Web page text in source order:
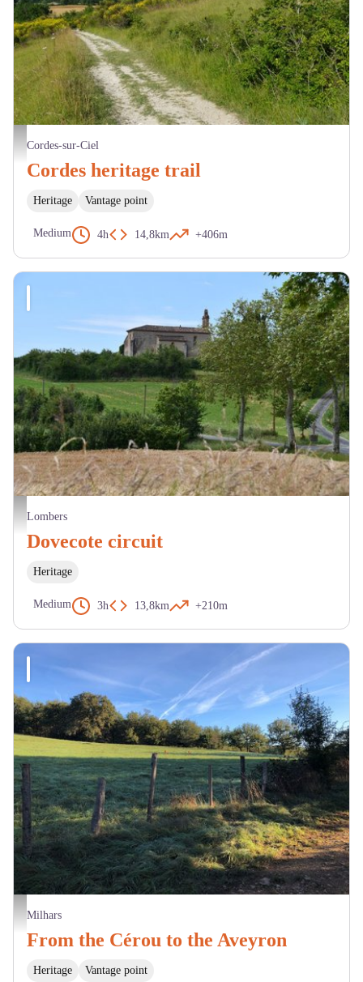
Vue de Malbousquet - S. Labussiere - 2019
Cordes-sur-Ciel
Cordes heritage trail
Heritage Vantage point
Medium 4h 14,8km +406m
Chapelle de Saint Sernin - OT Centre Tarn
Lombers
Dovecote circuit
Heritage
Medium 3h 13,8km +210m
Milhars - Du Cérou à l'Aveyron - JX La Toscane Occitane
Milhars
From the Cérou to the Aveyron
Heritage Vantage point